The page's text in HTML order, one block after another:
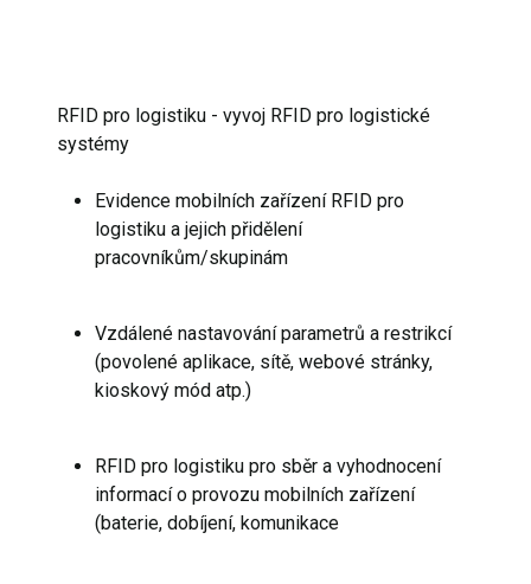
RFID pro logistiku - vyvoj RFID pro logistické
systémy
Evidence mobilních zařízení RFID pro
logistiku a jejich přidělení
pracovníkům/skupinám
Vzdálené nastavování parametrů a restrikcí
(povolené aplikace, sítě, webové stránky,
kioskový mód atp.)
RFID pro logistiku pro sběr a vyhodnocení
informací o provozu mobilních zařízení
(baterie, dobíjení, komunikace